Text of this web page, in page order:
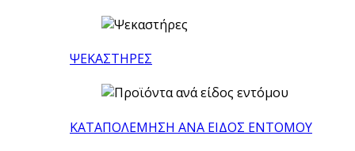
ΨΕΚΑΣΤΗΡΕΣ
ΚΑΤΑΠΟΛΕΜΗΣΗ ΑΝΑ ΕΙΔΟΣ ΕΝΤΟΜΟΥ